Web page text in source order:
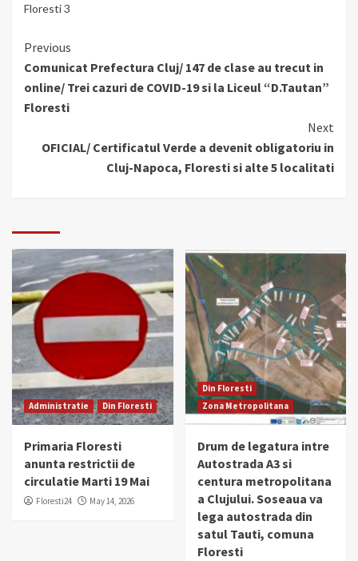
Floresti 3
Continue
Reading
Previous
Comunicat Prefectura Cluj/ 147 de clase au trecut in
online/ Trei cazuri de COVID-19 si la Liceul “D.Tautan”
Floresti
Next
OFICIAL/ Certificatul Verde a devenit obligatoriu in
Cluj-Napoca, Floresti si alte 5 localitati
Administratie Din Floresti
Primaria Floresti
anunta restrictii de
circulatie Marti 19 Mai
Floresti24 May 14, 2026
Din Floresti
Zona Metropolitana
Drum de legatura intre
Autostrada A3 si
centura metropolitana
a Clujului. Soseaua va
lega autostrada din
satul Tauti, comuna
Floresti